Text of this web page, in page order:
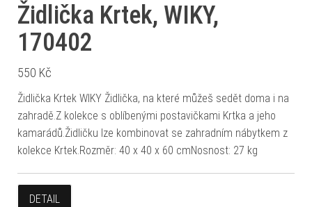
Židlička Krtek, WIKY,
170402
550 Kč
Židlička Krtek WIKY Židlička, na které můžeš sedět doma i na
zahradě.Z kolekce s oblíbenými postavičkami Krtka a jeho
kamarádů.Židličku lze kombinovat se zahradním nábytkem z
kolekce Krtek.Rozměr: 40 x 40 x 60 cmNosnost: 27 kg
DETAIL